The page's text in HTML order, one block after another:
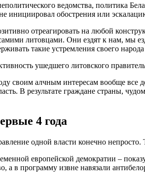
ведомства, политика
инициировал обострения или
отреагировать на любой
литовцами. Они ездят к нам, мы
такие устремления своего
ушедшего литовского
своим алчным интересам вообще все
В результате граждане страны,
4 года
одной власти конечно
европейской демократии –
а в программу извне навязали